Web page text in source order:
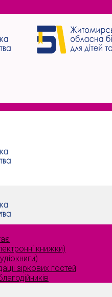
книжки)
зіркових гостей